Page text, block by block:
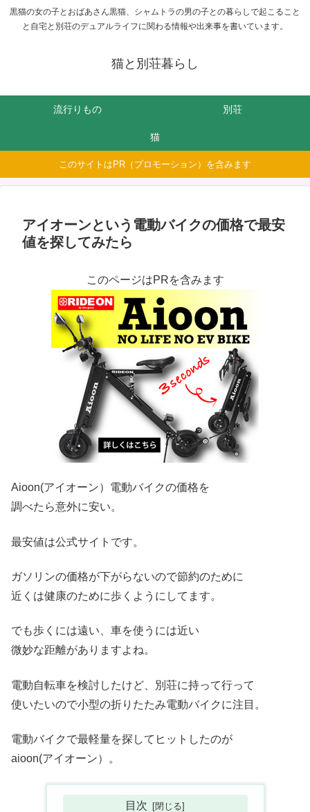
黒猫の女の子とおばあさん黒猫、シャムトラの男の子との暮らしで起こること
と自宅と別荘のデュアルライフに関わる情報や出来事を書いています。
猫と別荘暮らし
流行りもの 別荘
猫
このサイトはPR（プロモーション）を含みます
アイオーンという電動バイクの価格で最安
値を探してみたら
このページはPRを含みます
Aioon(アイオーン）電動バイクの価格を
調べたら意外に安い。
最安値は公式サイトです。
ガソリンの価格が下がらないので節約のために
近くは健康のために歩くようにしてます。
でも歩くには遠い、車を使うには近い
微妙な距離がありますよね。
電動自転車を検討したけど、別荘に持って行って
使いたいので小型の折りたたみ電動バイクに注目。
電動バイクで最軽量を探してヒットしたのが
aioon(アイオーン）。
目次